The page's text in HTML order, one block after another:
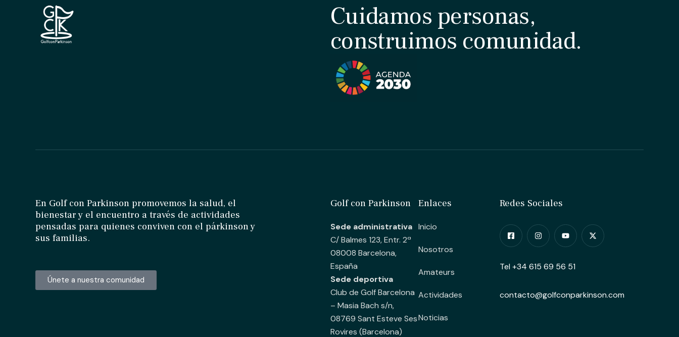
Cuidamos personas,
construimos comunidad.
En Golf con Parkinson promovemos la salud, el
bienestar y el encuentro a través de actividades
pensadas para quienes conviven con el párkinson y
sus familias.
Únete a nuestra comunidad
Golf con Parkinson
Sede administrativa
C/ Balmes 123, Entr. 2ª
08008 Barcelona,
España
Sede deportiva
Club de Golf Barcelona
– Masia Bach s/n,
08769 Sant Esteve Ses
Rovires (Barcelona)
Enlaces
Inicio
Nosotros
Amateurs
Actividades
Noticias
Redes Sociales
Tel +34 615 69 56 51
contacto@golfconparkinson.com